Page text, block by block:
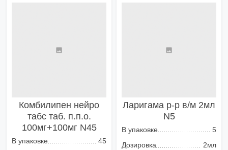
Комбилипен нейро
табс таб. п.п.о.
100мг+100мг N45
В упаковке
45
Ларигама р-р в/м 2мл
N5
В упаковке
5
Дозировка
2мл